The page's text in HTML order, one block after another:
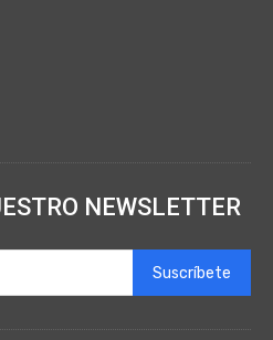
NEWSLETTER
Suscríbete